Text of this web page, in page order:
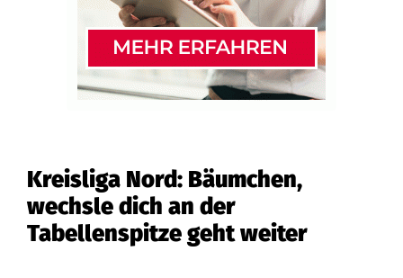
Kreisliga Nord: Bäumchen,
wechsle dich an der
Tabellenspitze geht weiter